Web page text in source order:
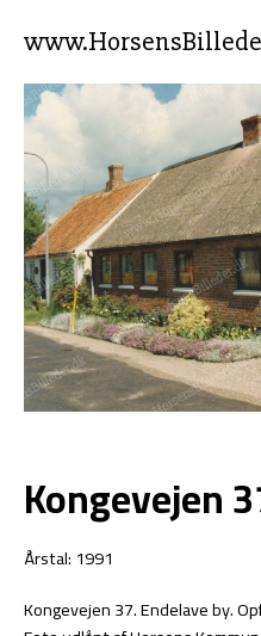
Kongevejen
Årstal: 1991
Kongevejen 37. Endelave by.